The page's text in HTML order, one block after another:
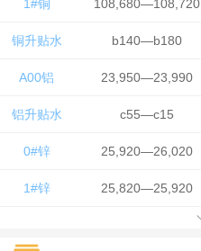
1#铜 108,680—108,720
铜升贴水 b140—b180
A00铝 23,950—23,990
铝升贴水 c55—c15
0#锌 25,920—26,020
1#锌 25,820—25,920